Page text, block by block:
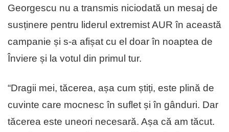
Georgescu nu a transmis niciodată un mesaj de
susținere pentru liderul extremist AUR în această
campanie și s-a afișat cu el doar în noaptea de
Înviere și la votul din primul tur.
“Dragii mei, tăcerea, așa cum știți, este plină de
cuvinte care mocnesc în suflet și în gânduri. Dar
tăcerea este uneori necesară. Așa că am tăcut.